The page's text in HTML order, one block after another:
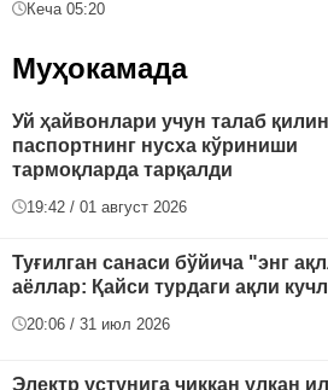
Кеча 05:20
Муҳокамада
Уй ҳайвонлари учун талаб
паспортнинг нусха кўриниши
тармоқларда тарқалди
19:42 / 01 август 2026
Туғилган санаси бўйича "энг
аёллар: Қайси турдаги ақли
20:06 / 31 июл 2026
Электр устунига чиққан улкан